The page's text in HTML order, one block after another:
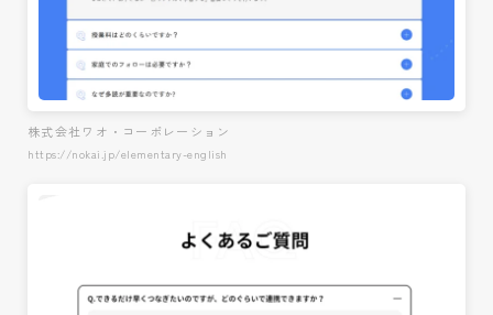
株式会社ワオ・コーポレーション
https://nokai.jp/elementary-english